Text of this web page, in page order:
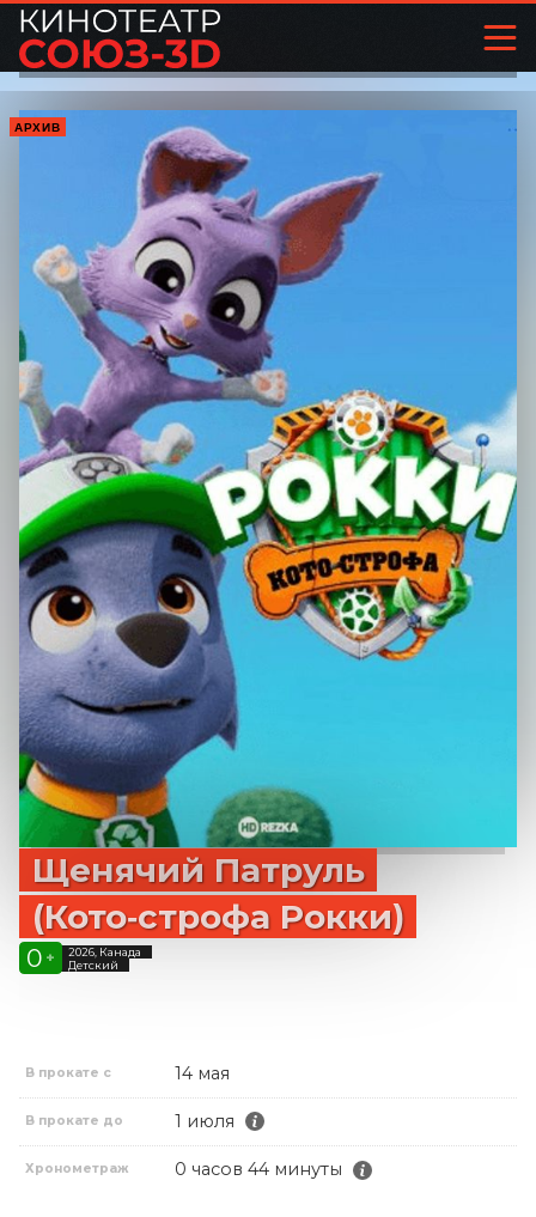
АРХИВ
Щенячий Патруль
(Кото‑строфа Рокки)
0 +
2026, Канада
Детский
В прокате с 14 мая
В прокате до 1 июля
Хронометраж 0 часов 44 минуты